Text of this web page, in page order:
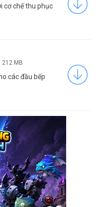
cơ chế thu phục
212 MB
các đầu bếp